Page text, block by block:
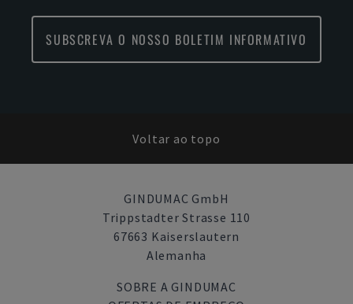
SUBSCREVA O NOSSO BOLETIM INFORMATIVO
Voltar ao topo
GINDUMAC GmbH
Trippstadter Strasse 110
67663 Kaiserslautern
Alemanha
SOBRE A GINDUMAC